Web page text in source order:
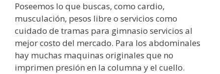
Poseemos lo que buscas, como cardio,
musculación, pesos libre o servicios como
cuidado de tramas para gimnasio servicios al
mejor costo del mercado. Para los abdominales
hay muchas maquinas originales que no
imprimen presión en la columna y el cuello.